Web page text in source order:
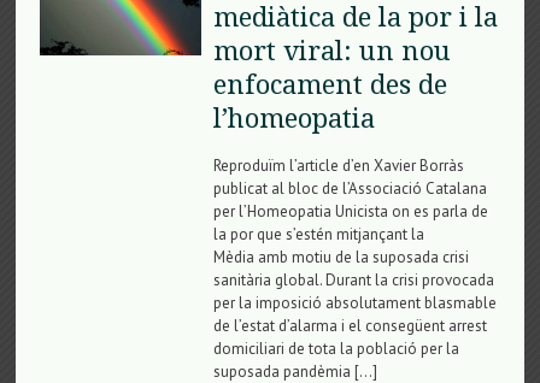
mediàtica de la por i la
mort viral: un nou
enfocament des de
l’homeopatia
Reproduïm l’article d’en Xavier Borràs
publicat al bloc de l’Associació Catalana
per l’Homeopatia Unicista on es parla de
la por que s’estén mitjançant la
Mèdia amb motiu de la suposada crisi
sanitària global. Durant la crisi provocada
per la imposició absolutament blasmable
de l’estat d’alarma i el consegüent arrest
domiciliari de tota la població per la
suposada pandèmia […]